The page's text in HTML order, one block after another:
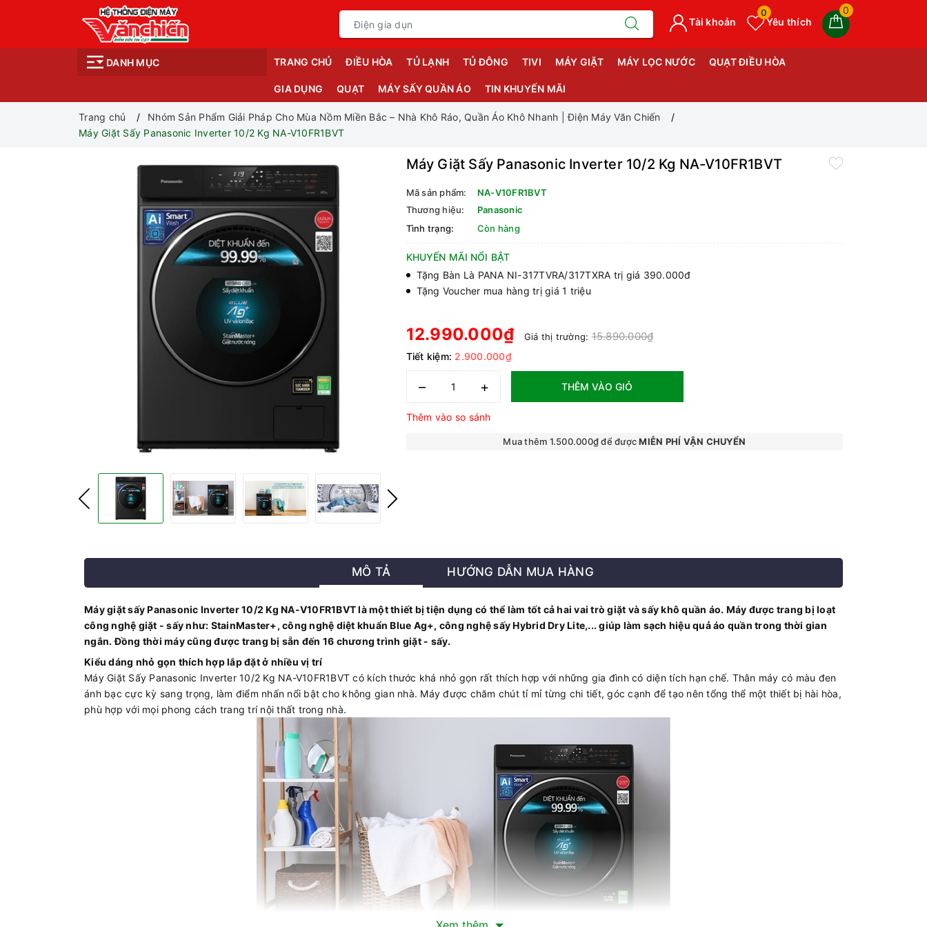
0
Yêu thích
0
Tài khoản
DANH MỤC TRANG CHỦ ĐIỀU HÒA TỦ LẠNH TỦ ĐÔNG TIVI MÁY GIẶT MÁY LỌC NƯỚC QUẠT ĐIỀU HÒA
GIA DỤNG QUẠT MÁY SẤY QUẦN ÁO TIN KHUYẾN MÃI
Trang chủ
Nhóm Sản Phẩm Giải Pháp Cho Mùa Nồm Miền Bắc – Nhà Khô Ráo, Quần Áo Khô Nhanh | Điện Máy Văn Chiến
Máy Giặt Sấy Panasonic Inverter 10/2 Kg NA-V10FR1BVT
Máy Giặt Sấy Panasonic Inverter 10/2 Kg NA-V10FR1BVT
Mã sản phẩm:
NA-V10FR1BVT
Thương hiệu:
Panasonic
Tình trạng:
Còn hàng
KHUYẾN MÃI NỔI BẬT
Tặng Bàn Là PANA NI-317TVRA/317TXRA trị giá 390.000đ
Tặng Voucher mua hàng trị giá 1 triệu
12.990.000₫ Giá thị trường:15.890.000₫
Tiết kiệm: 2.900.000₫
– + THÊM VÀO GIỎ
Thêm vào so sánh
Mua thêm 1.500.000₫ để đượcMIỄN PHÍ VẬN CHUYỂN
MÔ TẢ HƯỚNG DẪN MUA HÀNG
Máy giặt sấy Panasonic Inverter 10/2 Kg NA-V10FR1BVT là một thiết bị tiện dụng có thể làm tốt cả hai vai trò giặt và sấy khô quần áo. Máy được trang bị loạt
công nghệ giặt - sấy như: StainMaster+, công nghệ diệt khuẩn Blue Ag+, công nghệ sấy Hybrid Dry Lite,... giúp làm sạch hiệu quả áo quần trong thời gian
ngắn. Đồng thời máy cũng được trang bị sẵn đến 16 chương trình giặt - sấy.
Kiểu dáng nhỏ gọn thích hợp lắp đặt ở nhiều vị trí
Máy Giặt Sấy Panasonic Inverter 10/2 Kg NA-V10FR1BVT có kích thước khá nhỏ gọn rất thích hợp với những gia đình có diện tích hạn chế. Thân máy có màu đen
ánh bạc cực kỳ sang trọng, làm điểm nhấn nổi bật cho không gian nhà. Máy được chăm chút tỉ mỉ từng chi tiết, góc cạnh để tạo nên tổng thể một thiết bị hài hòa,
phù hợp với mọi phong cách trang trí nội thất trong nhà.